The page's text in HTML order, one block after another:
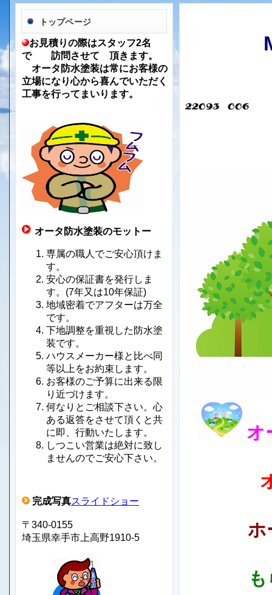
オ
ホーム
もらえ
トップページ
お見積りの際はスタッフ2名
で 訪問させて 頂きます。
オータ防水塗装は常にお客様の
立場になり心から喜んでいただく
工事を行ってまいります。
オータ防水塗装のモットー
専属の職人でご安心頂けま
す。
安心の保証書を発行しま
す。(7年又は10年保証)
地域密着でアフターは万全
です。
下地調整を重視した防水塗
装です。
ハウスメーカー様と比べ同
等以上をお約束します。
お客様のご予算に出来る限
り近づけます。
何なりとご相談下さい。心
ある返答をさせて頂くと共
に即、行動いたします。
しつこい営業は絶対に致し
ませんのでご安心下さい。
完成写真スライドショー
〒340-0155
埼玉県幸手市上高野1910-5